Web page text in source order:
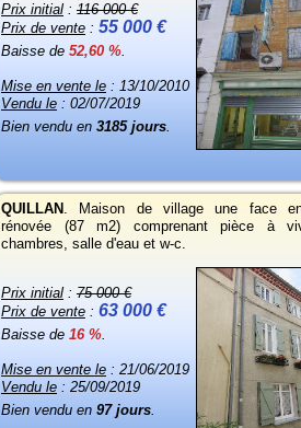
Prix initial: 116 000 €
Prix de vente : 55 000 €
Baisse de 52,60 %.
Mise en vente le : 13/10/2010
Vendu le : 02/07/2019
Bien vendu en 3185 jours.
QUILLAN .
Maison de village une face
rénovée (87 m2) comprenant pièce à
chambres, salle d'eau et w-c.
Prix initial: 75 000 €
Prix de vente : 63 000 €
Baisse de 16 %.
Mise en vente le : 21/06/2019
Vendu le : 25/09/2019
Bien vendu en 97 jours.